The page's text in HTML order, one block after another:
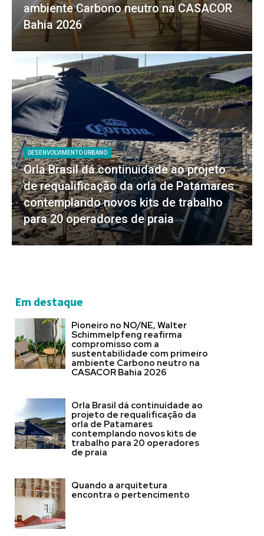
ambiente Carbono neutro na CASACOR
Bahia 2026
DESENVOLVIMENTO URBANO
Orla Brasil dá continuidade ao projeto
de requalificação da orla de Patamares
contemplando novos kits de trabalho
para 20 operadores de praia
Em destaque
Pioneiro no NO/NE, Walter
Schimmelpfeng reafirma
compromisso com a
sustentabilidade com primeiro
ambiente Carbono neutro na
CASACOR Bahia 2026
Orla Brasil dá continuidade ao
projeto de requalificação da
orla de Patamares
contemplando novos kits de
trabalho para 20 operadores
de praia
Quando a arquitetura
encontra o pertencimento